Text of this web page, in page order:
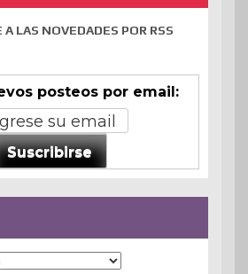
A LAS NOVEDADES POR RSS
posteos por email:
Suscribirse